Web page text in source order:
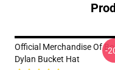
Official Merchandise Of
Dylan Bucket Hat
-